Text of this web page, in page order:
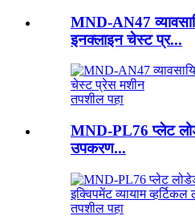
MND-AN47
इनक्लाइन चेस्ट प्र...
तपशील पहा
MND-PL76 प्लेट
उपकरण...
तपशील पहा